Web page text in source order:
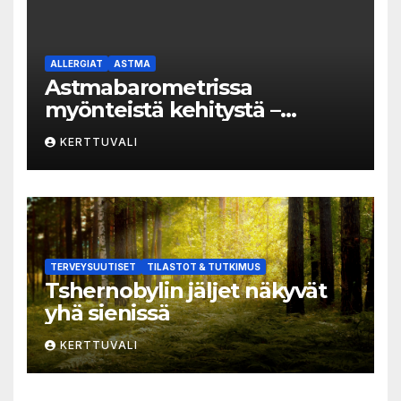
ALLERGIAT ASTMA
Astmabarometrissa
myönteistä kehitystä –
astman seurantaa edelleen
kehitettävä
KERTTUVALI
TERVEYSUUTISET TILASTOT & TUTKIMUS
Tshernobylin jäljet näkyvät
yhä sienissä
KERTTUVALI